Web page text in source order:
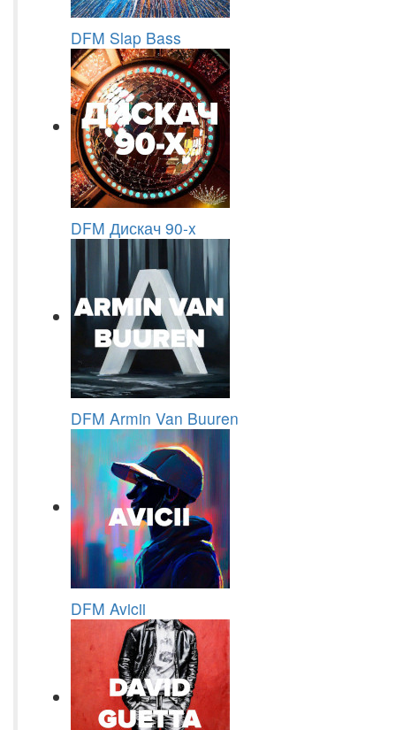
DFM Slap Bass
DFM Дискач 90-x
DFM Armin Van Buuren
DFM Avicii